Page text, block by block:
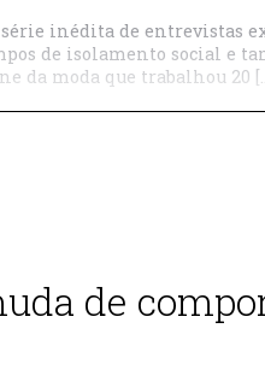
inédita de entrevistas
de isolamento social e
da moda que trabalhou 20
de